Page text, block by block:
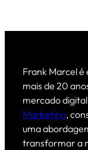
Frank Marcel é
mais de 20
mercado
Marketing,
uma
transformar a